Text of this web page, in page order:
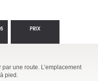
une route. L’emplacement
pied.
PRIX